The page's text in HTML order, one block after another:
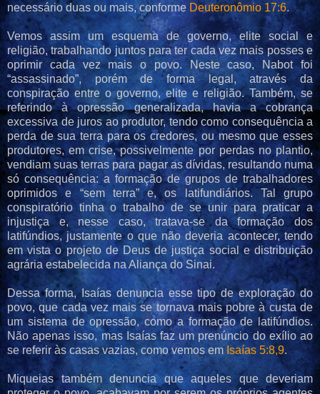
necessário duas ou mais, conforme Deuteronômio 17:6.
Vemos assim um esquema de governo, elite social e
religião, trabalhando juntos para ter cada vez mais posses e
oprimir cada vez mais o povo. Neste caso, Nabot foi
“assassinado”, porém de forma legal, através da
conspiração entre o governo, elite e religião. Também, se
referindo à opressão generalizada, havia a cobrança
excessiva de juros ao produtor, tendo como consequência a
perda de sua terra para os credores, ou mesmo que esses
produtores, em crise, possivelmente por perdas no plantio,
vendiam suas terras para pagar as dívidas, resultando numa
só consequência: a formação de grupos de trabalhadores
oprimidos e “sem terra” e, os latifundiários. Tal grupo
conspiratório tinha o trabalho de se unir para praticar a
injustiça e, nesse caso, tratava-se da formação dos
latifúndios, justamente o que não deveria acontecer, tendo
em vista o projeto de Deus de justiça social e distribuição
agrária estabelecida na Aliança do Sinai.
Dessa forma, Isaías denuncia esse tipo de exploração do
povo, que cada vez mais se tornava mais pobre à custa de
um sistema de opressão, como a formação de latifúndios.
Não apenas isso, mas Isaías faz um prenúncio do exílio ao
se referir às casas vazias, como vemos em Isaías 5:8,9.
Miqueias também denuncia que aqueles que deveriam